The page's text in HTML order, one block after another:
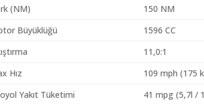
(NM)
150 NM
Büyüklüğü
1596 CC
11,0:1
Hız
109 mph (175
Yakıt Tüketimi
41 mpg (5,7l /